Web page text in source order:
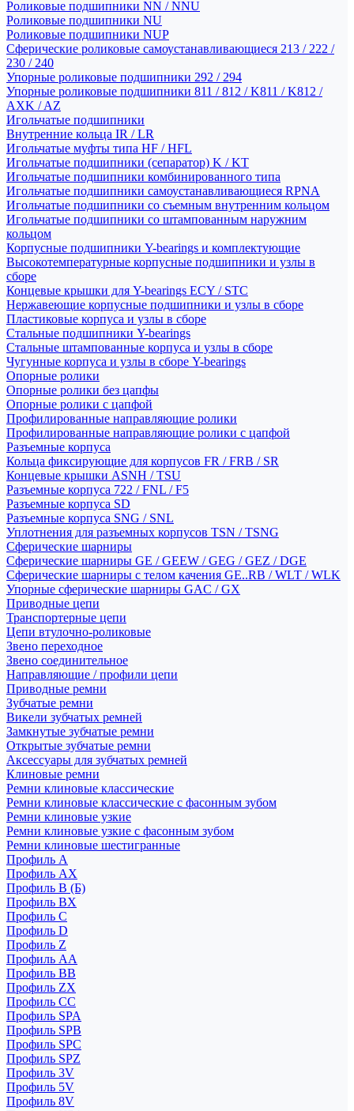
Роликовые подшипники NN / NNU
Роликовые подшипники NU
Роликовые подшипники NUP
Сферические роликовые самоустанавливающиеся 213 / 222 /
230 / 240
Упорные роликовые подшипники 292 / 294
Упорные роликовые подшипники 811 / 812 / K811 / K812 /
AXK / AZ
Игольчатые подшипники
Внутренние кольца IR / LR
Игольчатые муфты типа HF / HFL
Игольчатые подшипники (сепаратор) K / KT
Игольчатые подшипники комбинированного типа
Игольчатые подшипники самоустанавливающиеся RPNA
Игольчатые подшипники со съемным внутренним кольцом
Игольчатые подшипники со штампованным наружним
кольцом
Корпусные подшипники Y-bearings и комплектующие
Высокотемпературные корпусные подшипники и узлы в
сборе
Концевые крышки для Y-bearings ECY / STC
Нержавеющие корпусные подшипники и узлы в сборе
Пластиковые корпуса и узлы в сборе
Стальные подшипники Y-bearings
Стальные штампованные корпуса и узлы в сборе
Чугунные корпуса и узлы в сборе Y-bearings
Опорные ролики
Опорные ролики без цапфы
Опорные ролики с цапфой
Профилированные направляющие ролики
Профилированные направляющие ролики с цапфой
Разъемные корпуса
Кольца фиксирующие для корпусов FR / FRB / SR
Концевые крышки ASNH / TSU
Разъемные корпуса 722 / FNL / F5
Разъемные корпуса SD
Разъемные корпуса SNG / SNL
Уплотнения для разъемных корпусов TSN / TSNG
Сферические шарниры
Сферические шарниры GE / GEEW / GEG / GEZ / DGE
Сферические шарниры с телом качения GE..RB / WLT / WLK
Упорные сферические шарниры GAC / GX
Приводные цепи
Транспортерные цепи
Цепи втулочно-роликовые
Звено переходное
Звено соединительное
Направляющие / профили цепи
Приводные ремни
Зубчатые ремни
Викели зубчатых ремней
Замкнутые зубчатые ремни
Открытые зубчатые ремни
Аксессуары для зубчатых ремней
Клиновые ремни
Ремни клиновые классические
Ремни клиновые классические с фасонным зубом
Ремни клиновые узкие
Ремни клиновые узкие с фасонным зубом
Ремни клиновые шестигранные
Профиль A
Профиль AX
Профиль B (Б)
Профиль BX
Профиль C
Профиль D
Профиль Z
Профиль АА
Профиль BB
Профиль ZX
Профиль CC
Профиль SPA
Профиль SPB
Профиль SPC
Профиль SPZ
Профиль 3V
Профиль 5V
Профиль 8V